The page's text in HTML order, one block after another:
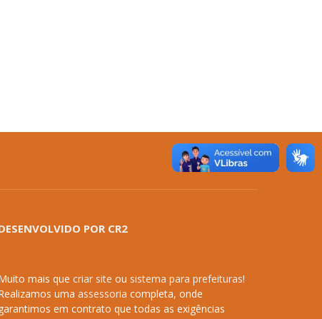
POR CR2
mais que criar site ou sistema para prefeituras!
uma assessoria completa, onde
em contrato que todas as exigências